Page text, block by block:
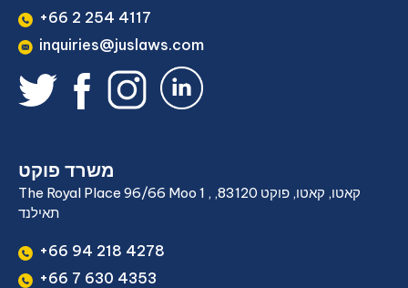
+66 2 254 4117
inquiries@juslaws.com
משרד פוקט
The Royal Place 96/66 Moo 1 , קאטו, קאטו, פוקט 83120,
תאילנד
+66 94 218 4278
+66 7 630 4353